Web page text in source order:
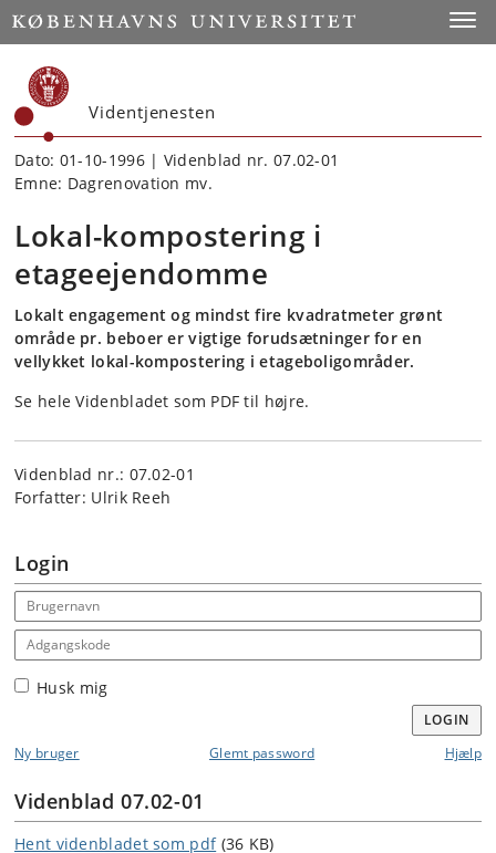
Start
Videntjenesten
Dato: 01-10-1996 | Videnblad nr. 07.02-01
Emne: Dagrenovation mv.
Lokal-kompostering i
etageejendomme
Lokalt engagement og mindst fire kvadratmeter grønt
område pr. beboer er vigtige forudsætninger for en
vellykket lokal-kompostering i etageboligområder.
Se hele Videnbladet som PDF til højre.
Videnblad nr.: 07.02-01
Forfatter: Ulrik Reeh
Login
Email address
Adgangskode
Husk mig
LOGIN
Ny bruger
Glemt password Hjælp
Videnblad 07.02-01
Hent videnbladet som pdf (36 KB)